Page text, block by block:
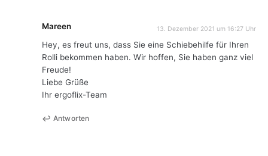
Mareen 13. Dezember 2021 um 16:27 Uhr
Hey, es freut uns, dass Sie eine Schiebehilfe für Ihren
Rolli bekommen haben. Wir hoffen, Sie haben ganz viel
Freude!
Liebe Grüße
Ihr ergoflix-Team
Antworten